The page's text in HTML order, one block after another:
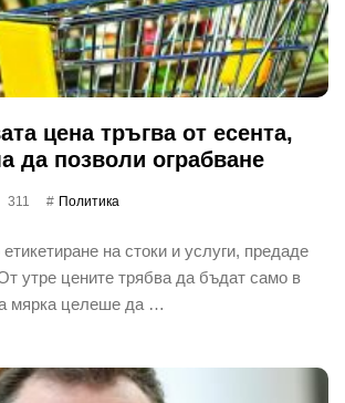
цена тръгва от есента,
да позволи ограбване
311 Политика
на стоки и услуги, предаде
утре цените трябва да бъдат само в
мярка целеше да …